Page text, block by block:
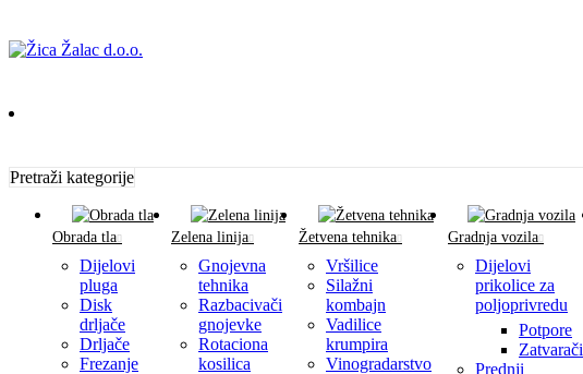
Pretraži kategorije
Obrada tla
Dijelovi
pluga
Disk
drljače
Drljače
Frezanje
Zelena linija
Gnojevna
tehnika
Razbacivači
gnojevke
Rotaciona
kosilica
Žetvena tehnika
Vršilice
Silažni
kombajn
Vadilice
krumpira
Vinogradarstvo
Gradnja vozila
Dijelovi
prikolice za
poljoprivredu
Potpore
Zatvarači
Prednji